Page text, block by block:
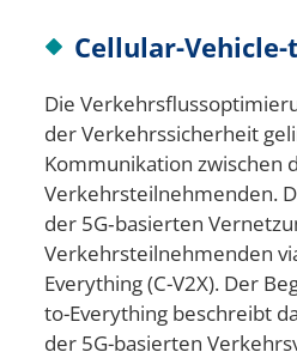
Cellular-
Die
der Verkehrssicherheit
Kommunikation zwischen
Verkehrsteilnehmenden.
der 5G‑basierten
Verkehrsteilnehmenden
Everything (C-V2X). Der
to-Everything beschreibt
der 5G-basierten